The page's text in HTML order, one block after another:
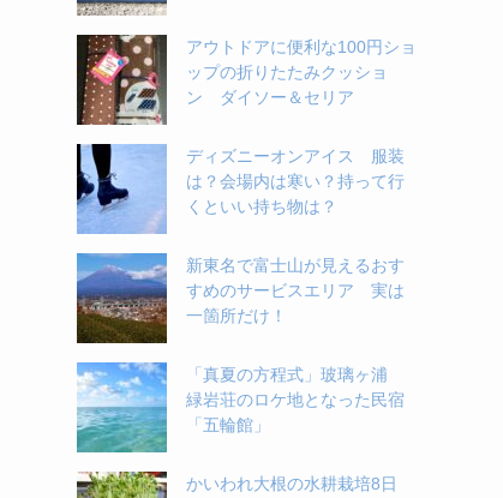
アウトドアに便利な100円ショ
ップの折りたたみクッショ
ン ダイソー＆セリア
ディズニーオンアイス 服装
は？会場内は寒い？持って行
くといい持ち物は？
新東名で富士山が見えるおす
すめのサービスエリア 実は
一箇所だけ！
「真夏の方程式」玻璃ヶ浦
緑岩荘のロケ地となった民宿
「五輪館」
かいわれ大根の水耕栽培8日